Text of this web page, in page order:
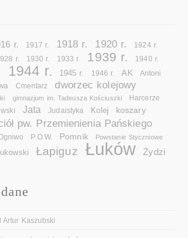
r. 1917 r. 1918 r. 1920 r. 1924 r.
r. 1930 r. 1933 r. 1939 r. 1940 r.
1944 r. 1945 r. 1946 r. AK
Antoni
Cmentarz dworzec kolejowy
gimnazjum im. Tadeusza Kościuszki Harcerze
Jata Judaistyka Kolej koszary
pw. Przemienienia Pańskiego
P.O.W. Pomnik Powstanie Styczniowe
Łapiguz Łuków Żydzi
Artur Kaszubski